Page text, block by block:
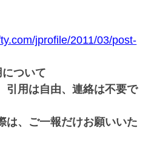
jprofile/2011/03/post-
ついて
引用は自由、連絡は不要で
は、ご一報だけお願いいた